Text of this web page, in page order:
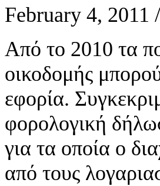
February 4, 2011 /
Από το 2010 τα
οικοδομής
εφορία.
φορολογική
για τα οποία ο
από τους